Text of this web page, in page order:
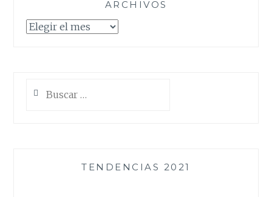
ARCHIVOS
Archivos
TENDENCIAS 2021